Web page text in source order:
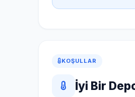
KOŞULLAR
İyi Bir